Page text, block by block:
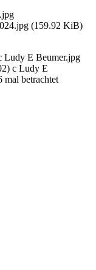
(159.92 KiB)
c Ludy E
betrachtet